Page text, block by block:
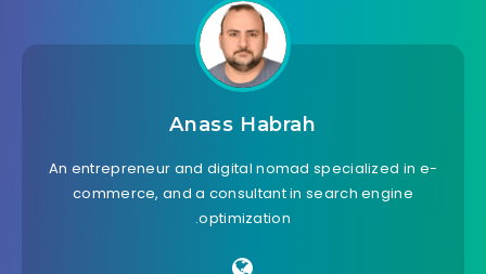
Anass Habrah
An entrepreneur and digital nomad specialized in e-
commerce, and a consultant in search engine
optimization.